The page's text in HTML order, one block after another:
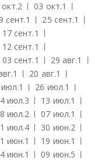
2 03 окт.1
сент.1 25 сент.1
17 сент.1
12 сент.1
03 сент.1 29 авг.1
1 20 авг.1
1 26 июл.1
июл.3 13 июл.1
июл.2 07 июл.1
июл.4 30 июн.2
июн.1 19 июн.1
июн.1 09 июн.5